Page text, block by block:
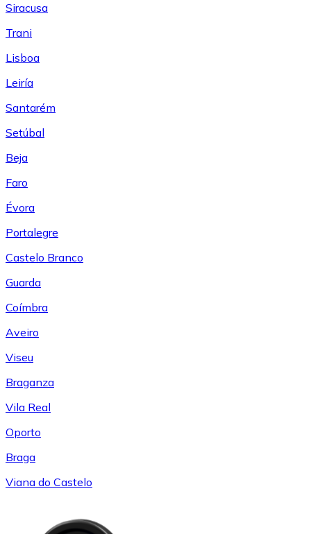
Siracusa
Trani
Lisboa
Leiría
Santarém
Setúbal
Beja
Faro
Évora
Portalegre
Castelo Branco
Guarda
Coímbra
Aveiro
Viseu
Braganza
Vila Real
Oporto
Braga
Viana do Castelo